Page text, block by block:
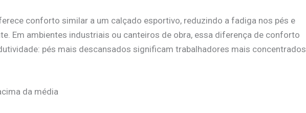
conforto similar a um calçado esportivo, reduzindo a fadiga nos pés e
Em ambientes industriais ou canteiros de obra, essa diferença de conforto
pés mais descansados significam trabalhadores mais concentrados
da média